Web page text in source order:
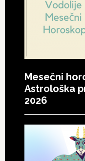
Mesečni
Astrološka
2026